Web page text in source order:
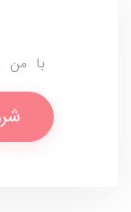
با من